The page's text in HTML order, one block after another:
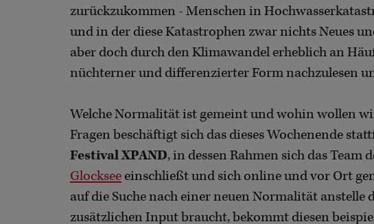
zurückzukommen - Menschen in
und in der diese Katastrophen zwar nichts Neues
aber doch durch den Klimawandel erheblich an
nüchterner und differenzierter Form nachzulesen
Welche Normalität ist gemeint und wohin wollen
Fragen beschäftigt sich das dieses Wochenende
Festival XPAND, in dessen Rahmen sich das Team
Glocksee einschließt und sich online und vor Ort
auf die Suche nach einer neuen Normalität anstelle
zusätzlichen Input braucht, bekommt diesen